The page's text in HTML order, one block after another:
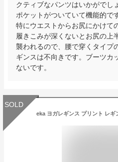
クティブなパンツはいかがでし
ポケットがついていて機能的で
特にウエストからお尻にかけて
履きこみが深くないとお尻の上
襲われるので、腰で穿くタイプ
ギンスは不向きです。ブーツカ
ないです。
SOLD